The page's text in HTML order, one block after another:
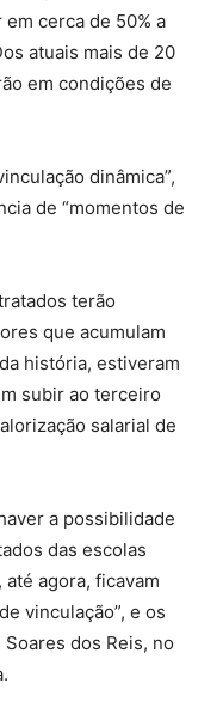
cerca de 50% a
atuais mais de 20
em condições de
dinâmica”,
de “momentos de
terão
que acumulam
história, estiveram
subir ao terceiro
salarial de
a possibilidade
das escolas
agora, ficavam
vinculação”, e os
dos Reis, no